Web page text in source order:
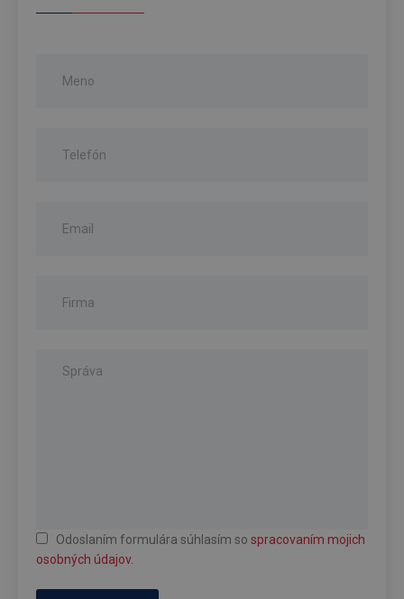
Odoslaním formulára súhlasím so spracovaním mojich
osobných údajov.